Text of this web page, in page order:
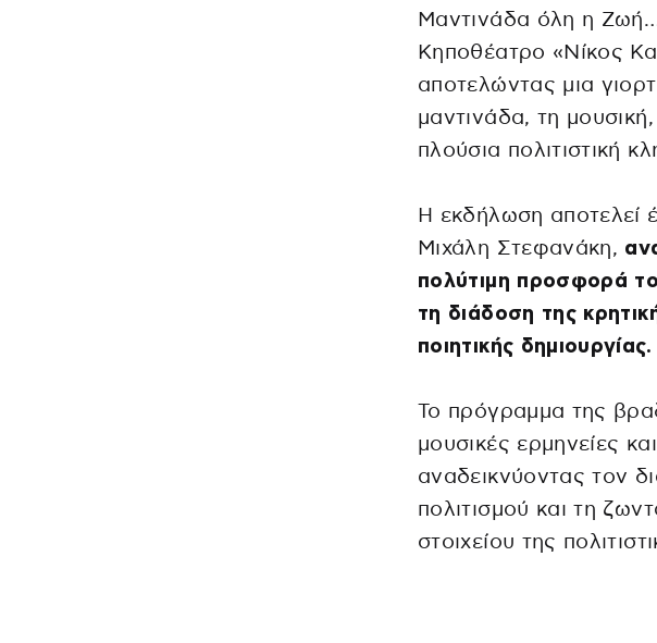
Μαντινάδα όλη η
Κηποθέατρο «Νίκος
αποτελώντας μια
μαντινάδα, τη
πλούσια πολιτιστική
Η εκδήλωση αποτελεί
Μιχάλη Στεφανάκη,
πολύτιμη προσφορά
τη διάδοση της
ποιητικής δημιουργίας.
Το πρόγραμμα της
μουσικές ερμηνείες
αναδεικνύοντας τον
πολιτισμού και τη
στοιχείου της